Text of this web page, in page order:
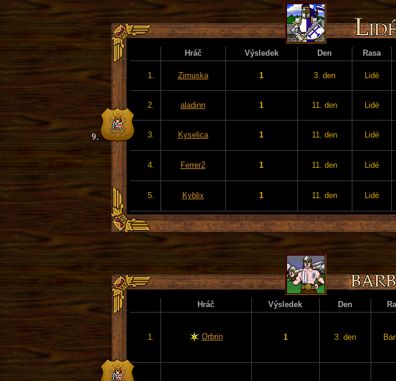
Hráč Výsledek Den Rasa
1. Zimuska 1 3. den Lidé
2. aladinn 1 11. den Lidé
3. Kyselica 1 11. den Lidé
4. Ferrer2 1 11. den Lidé
5. Kyblix 1 11. den Lidé
Hráč Výsledek Den
1. Orbrin 1 3. den